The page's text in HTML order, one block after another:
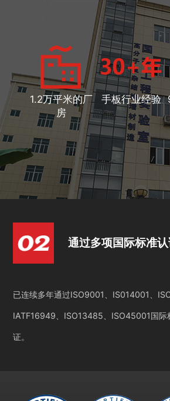
1.2万平米的厂
房
手板行业经验
通过多项国际标准
已连续多年通过ISO9001、IS014001、
IATF16949、ISO13485、ISO45001国际
证。